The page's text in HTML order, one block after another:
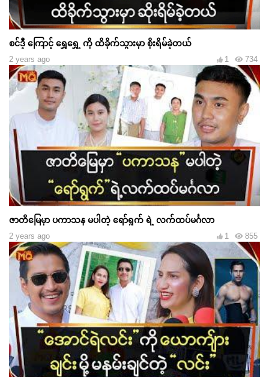
စင်ဒီ့ ကြောင့် ရွှေရွှေ့ ကို ထိခိုက်သွားမှာ စိုးရိမ်ခဲ့တယ်
2 years ago 734
1
ဇာတိမြေမှာ ပကာသန မပါတဲ့ ရော်ရွက် ရဲ့ လက်ထပ်မင်္ဂလာ
2 years ago 855
1